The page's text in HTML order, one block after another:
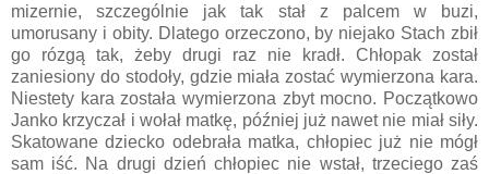
mizernie, szczególnie jak tak stał z palcem w buzi,
umorusany i obity. Dlatego orzeczono, by niejako Stach zbił
go rózgą tak, żeby drugi raz nie kradł. Chłopak został
zaniesiony do stodoły, gdzie miała zostać wymierzona kara.
Niestety kara została wymierzona zbyt mocno. Początkowo
Janko krzyczał i wołał matkę, później już nawet nie miał siły.
Skatowane dziecko odebrała matka, chłopiec już nie mógł
sam iść. Na drugi dzień chłopiec nie wstał, trzeciego zaś